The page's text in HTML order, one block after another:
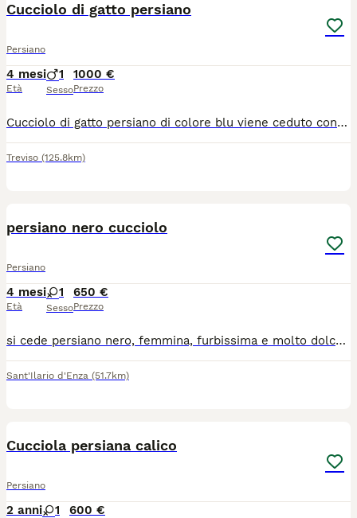
Cucciolo di gatto persiano
Persiano
4 mesi
Età
1
Sesso
1000 €
Prezzo
Cucciolo di gatto persiano di colore blu viene ceduto con vaccinazioni fatte genitori testati fiv felv pkd e pra e disponibile da o primi di agosto carattere dolcissimo viene ceduto da compagnia
Treviso (125.8km)
persiano nero cucciolo
Persiano
4 mesi
Età
1
Sesso
650 €
Prezzo
si cede persiano nero, femmina, furbissima e molto dolce. vaccinata sverminata con trattamento antipulci. Genitori testati fiv/felv pkd visibili.
Sant'Ilario d'Enza (51.7km)
Cucciola persiana calico
Persiano
2 anni 1 600 €